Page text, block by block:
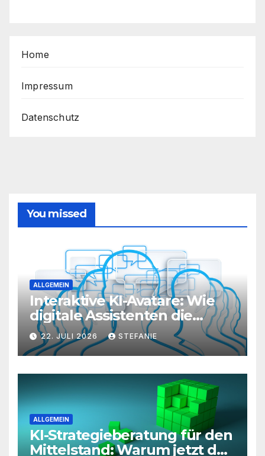
Ihrem
Home
Impressum
Datenschutz
You missed
ALLGEMEIN
Interaktive KI-Avatare: Wie
digitale Assistenten die
Kundenkommunikation auf
ein neues Level heben
22. JULI 2026 STEFANIE
ALLGEMEIN
KI-Strategieberatung für den
Mittelstand: Warum jetzt der